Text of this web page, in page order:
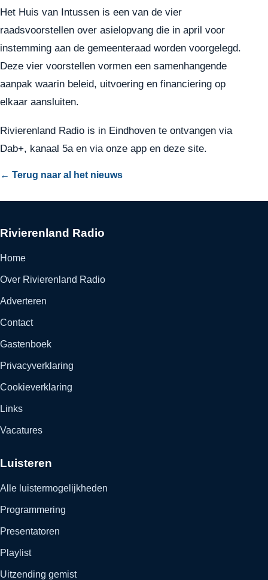
Het Huis van Intussen is een van de vier
raadsvoorstellen over asielopvang die in april voor
instemming aan de gemeenteraad worden voorgelegd.
Deze vier voorstellen vormen een samenhangende
aanpak waarin beleid, uitvoering en financiering op
elkaar aansluiten.
Rivierenland Radio is in Eindhoven te ontvangen via
Dab+, kanaal 5a en via onze app en deze site.
← Terug naar al het nieuws
Rivierenland Radio
Home
Over Rivierenland Radio
Adverteren
Contact
Gastenboek
Privacyverklaring
Cookieverklaring
Links
Vacatures
Luisteren
Alle luistermogelijkheden
Programmering
Presentatoren
Playlist
Uitzending gemist